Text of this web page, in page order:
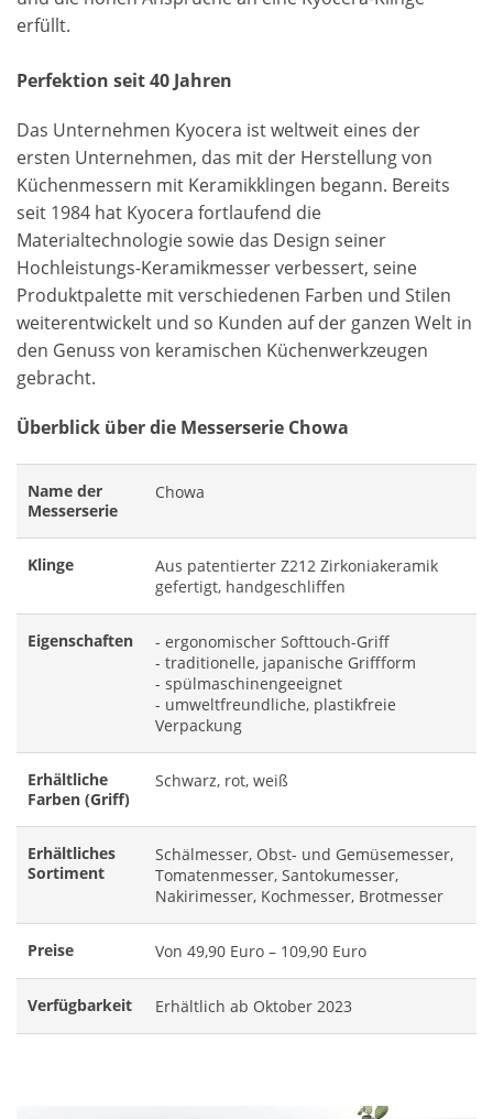
erfüllt.
Perfektion seit 40 Jahren
Das Unternehmen Kyocera ist weltweit eines der
ersten Unternehmen, das mit der Herstellung von
Küchenmessern mit Keramikklingen begann. Bereits
seit 1984 hat Kyocera fortlaufend die
Materialtechnologie sowie das Design seiner
Hochleistungs-Keramikmesser verbessert, seine
Produktpalette mit verschiedenen Farben und Stilen
weiterentwickelt und so Kunden auf der ganzen Welt in
den Genuss von keramischen Küchenwerkzeugen
gebracht.
Überblick über die Messerserie Chowa
Name der
Messerserie
Chowa
Klinge
Aus patentierter Z212 Zirkoniakeramik
gefertigt, handgeschliffen
Eigenschaften
- ergonomischer Softtouch-Griff
- traditionelle, japanische Griffform
- spülmaschinengeeignet
- umweltfreundliche, plastikfreie
Verpackung
Erhältliche
Farben (Griff)
Schwarz, rot, weiß
Erhältliches
Sortiment
Schälmesser, Obst- und Gemüsemesser,
Tomatenmesser, Santokumesser,
Nakirimesser, Kochmesser, Brotmesser
Preise Von 49,90 Euro – 109,90 Euro
Verfügbarkeit Erhältlich ab Oktober 2023